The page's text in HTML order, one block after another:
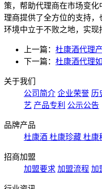
策，帮助代理商在市场变
理商提供了全方位的支持
环境中立于不败之地，实现
上一篇： 杜康酒代理
下一篇： 杜康酒代理
关于我们
公司简介 企业荣誉 历
艺 产品专利 公示公告
品牌产品
杜康酒 杜康珍藏 杜康
招商加盟
加盟要求 加盟流程 加